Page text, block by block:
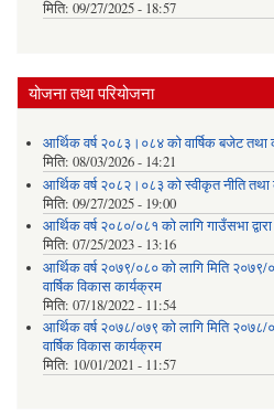
मिति: 09/27/2025 - 18:57
योजना तथा परियोजना
आर्थिक वर्ष २०८३।०८४ को वार्षिक बजेट
मिति: 08/03/2026 - 14:21
आर्थिक वर्ष २०८२।०८३ को स्वीकृत नीति तथा
मिति: 09/27/2025 - 19:00
आर्थिक वर्ष २०८०/०८१ को लागि गाउँसभा
मिति: 07/25/2023 - 13:16
आर्थिक वर्ष २०७९/०८० को लागि मिति २०७९/
वार्षिक विकास कार्यक्रम
मिति: 07/18/2022 - 11:54
आर्थिक वर्ष २०७८/०७९ को लागि मिति २०७८/
वार्षिक विकास कार्यक्रम
मिति: 10/01/2021 - 11:57